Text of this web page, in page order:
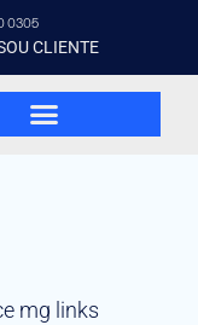
0305
CLIENTE
mg links